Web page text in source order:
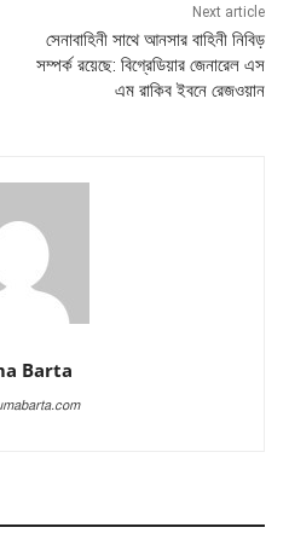
Next article
সেনাবাহিনী সাথে আনসার বাহিনী নিবিড়
সম্পর্ক রয়েছে: বিগ্রেডিয়ার জেনারেল এস
এম রাকিব ইবনে রেজওয়ান
Barta